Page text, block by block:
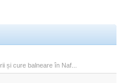
și cure balneare în Naf...